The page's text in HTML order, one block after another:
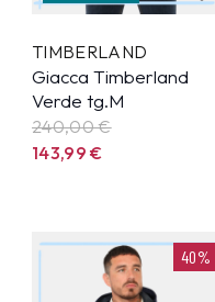
TIMBERLAND
Giacca Timberland
Verde tg.M
240,00 €
143,99€
40%